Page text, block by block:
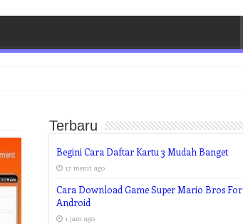
Terbaru
Begini Cara Daftar Kartu 3 Mudah Banget
17 menit ago
Cara Download Game Super Mario Bros For
Android
1 jam ago